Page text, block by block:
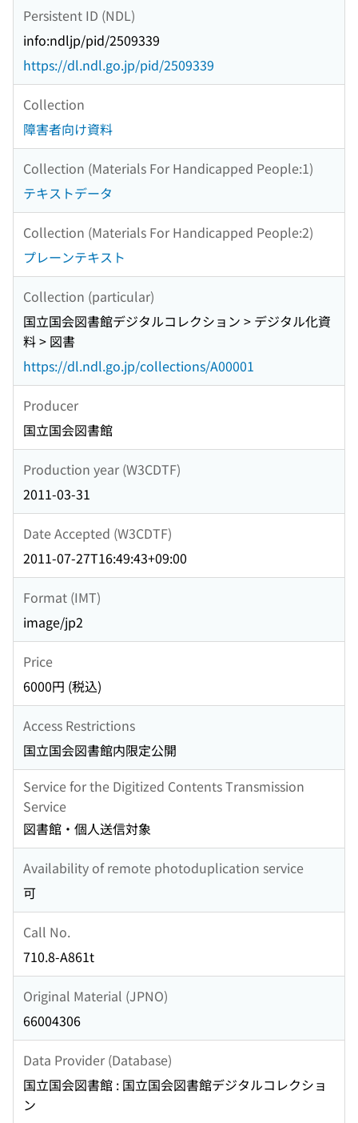
Persistent ID (NDL)
info:ndljp/pid/2509339
https://dl.ndl.go.jp/pid/2509339
Collection
障害者向け資料
Collection (Materials For Handicapped People:1)
テキストデータ
Collection (Materials For Handicapped People:2)
プレーンテキスト
Collection (particular)
国立国会図書館デジタルコレクション > デジタル化資
料 > 図書
https://dl.ndl.go.jp/collections/A00001
Producer
国立国会図書館
Production year (W3CDTF)
2011-03-31
Date Accepted (W3CDTF)
2011-07-27T16:49:43+09:00
Format (IMT)
image/jp2
Price
6000円 (税込)
Access Restrictions
国立国会図書館内限定公開
Service for the Digitized Contents Transmission
Service
図書館・個人送信対象
Availability of remote photoduplication service
可
Call No.
710.8-A861t
Original Material (JPNO)
66004306
Data Provider (Database)
国立国会図書館 : 国立国会図書館デジタルコレクショ
ン